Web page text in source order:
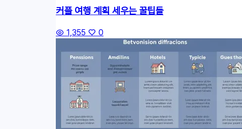
커플 여행 계획 세우는 꿀팁들
1,355 0